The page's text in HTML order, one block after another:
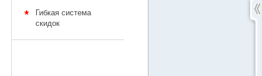
Гибкая система
скидок